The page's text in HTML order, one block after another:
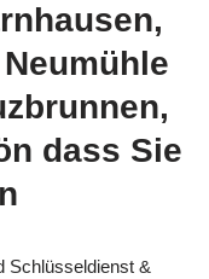
dass Sie
Schlüsseldienst &